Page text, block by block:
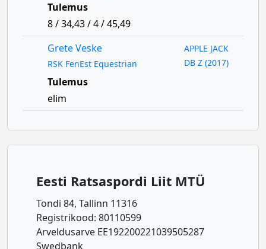
Tulemus
8 / 34,43 / 4 / 45,49
Grete Veske
RSK FenEst Equestrian
APPLE JACK
DB Z (2017)
Tulemus
elim
Eesti Ratsaspordi Liit MTÜ
Tondi 84, Tallinn 11316
Registrikood: 80110599
Arveldusarve EE192200221039505287
Swedbank